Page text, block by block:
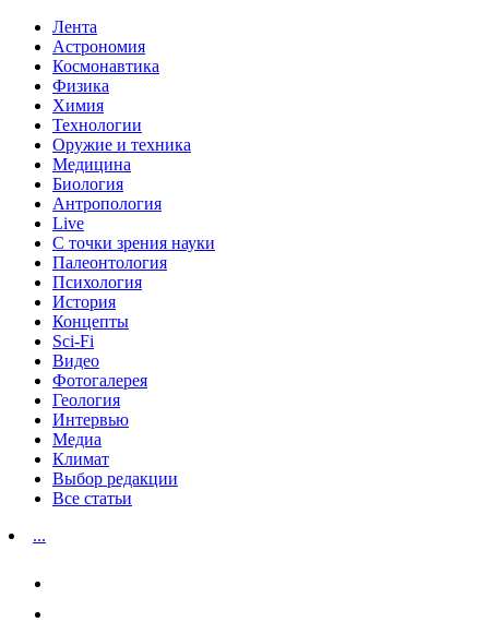
Лента
Астрономия
Космонавтика
Физика
Химия
Технологии
Оружие и техника
Медицина
Биология
Антропология
Live
С точки зрения науки
Палеонтология
Психология
История
Концепты
Sci-Fi
Видео
Фотогалерея
Геология
Интервью
Медиа
Климат
Выбор редакции
Все статьи
...